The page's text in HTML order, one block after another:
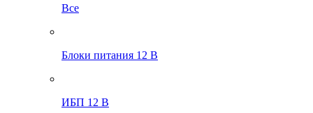
Все
Блоки питания 12 В
ИБП 12 В